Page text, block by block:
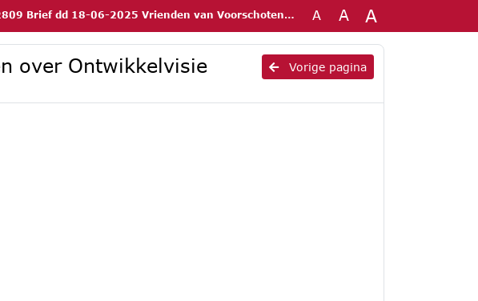
Brief dd 18-06-2025 Vrienden van Voorschoten over Ontwikkelvisie bedrijventerrein A A A
Vorige pagina
over Ontwikkelvisie